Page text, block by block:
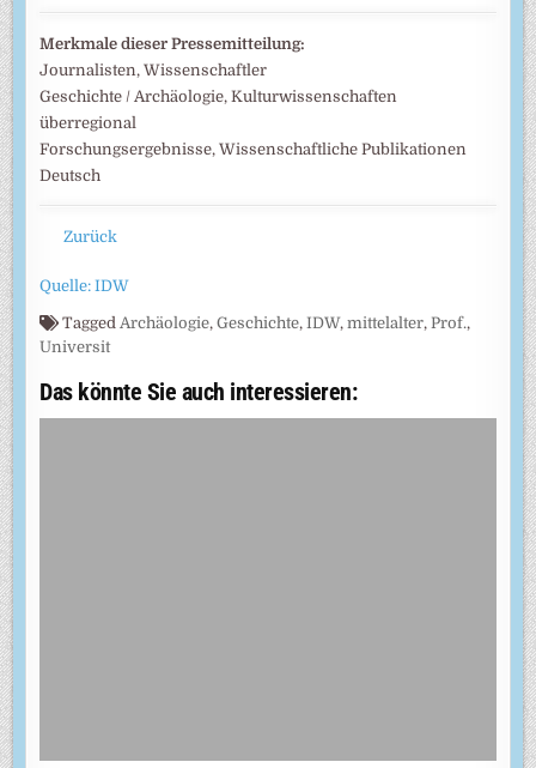
Merkmale dieser Pressemitteilung:
Journalisten, Wissenschaftler
Geschichte / Archäologie, Kulturwissenschaften
überregional
Forschungsergebnisse, Wissenschaftliche Publikationen
Deutsch
Zurück
Quelle: IDW
TaggedArchäologie,Geschichte,IDW,mittelalter,Prof.,
Universit
Das könnte Sie auch interessieren: